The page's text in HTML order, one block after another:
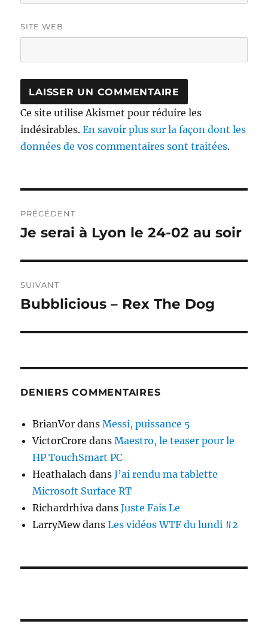
SITE WEB
Ce site utilise Akismet pour réduire les
indésirables.En savoir plus sur la façon dont les
données de vos commentaires sont traitées.
de
PRÉCÉDENT
Publication
Je serai à Lyon le 24-02 au soir
SUIVANT
Publication
Bubblicious – Rex The Dog
DENIERS COMMENTAIRES
BrianVor dansMessi, puissance 5
VictorCrore dansMaestro, le teaser pour le
HP TouchSmart PC
Heathalach dansJ’ai rendu ma tablette
Microsoft Surface RT
Richardrhiva dansJuste Fais Le
LarryMewdansLes vidéos WTF du lundi #2